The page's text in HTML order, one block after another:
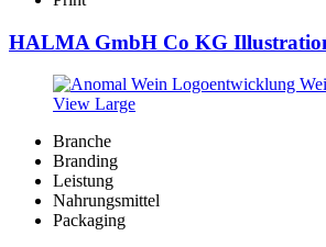
HALMA GmbH Co KG
View Large
Branche
Branding
Leistung
Nahrungsmittel
Packaging